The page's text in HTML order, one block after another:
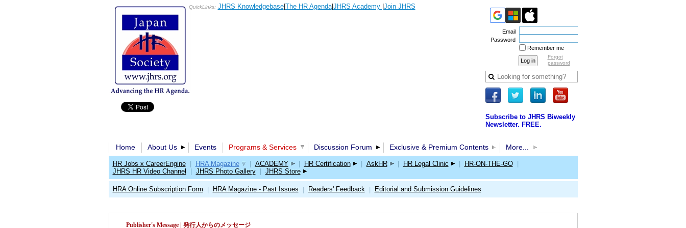
QuickLinks: JHRS Knowledgebase| The HR Agenda|JHRS Academy Join JHRS
Email
Password
Remember me
Forgot
password
Subscribe to JHRS Biweekly
Newsletter. FREE.
Home About Us Events Programs & Services Discussion Forum Exclusive & Premium Contents More...
HR Jobs x CareerEngine HRA Magazine ACADEMY HR Certification AskHR HR Legal Clinic HR-ON-THE-GO
JHRS HR Video Channel
JHRS Photo Gallery JHRS Store
HRA Online Subscription Form HRA Magazine - Past Issues Readers' Feedback Editorial and Submission Guidelines
Publisher's Message | 発行人からのメッセージ